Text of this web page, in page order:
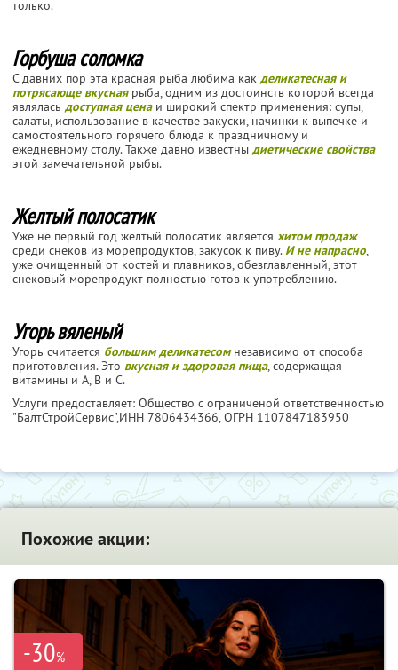
только.
Горбуша соломка
С давних пор эта красная рыба любима как деликатесная и
потрясающе вкуснаярыба, одним из достоинств которой всегда
являлась доступная ценаи широкий спектр применения: супы,
салаты, использование в качестве закуски, начинки к выпечке и
самостоятельного горячего блюда к праздничному и
ежедневному столу. Также давно известны диетические свойства
этой замечательной рыбы.
Желтый полосатик
Уже не первый год желтый полосатик является хитом продаж
среди снеков из морепродуктов, закусок к пиву. И не напрасно,
уже очищенный от костей и плавников, обезглавленный, этот
снековый морепродукт полностью готов к употреблению.
Угорь вяленый
Угорь считается большим деликатесомнезависимо от способа
приготовления. Это вкусная и здоровая пища, содержащая
витамины и А, В и С.
Услуги предоставляет: Общество с ограниченой ответственностью
"БалтСтройСервис",ИНН 7806434366, ОГРН 1107847183950
Похожие акции:
-30%